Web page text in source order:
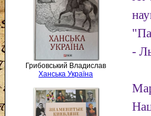
Грибовський Владислав
Ханська Україна
-